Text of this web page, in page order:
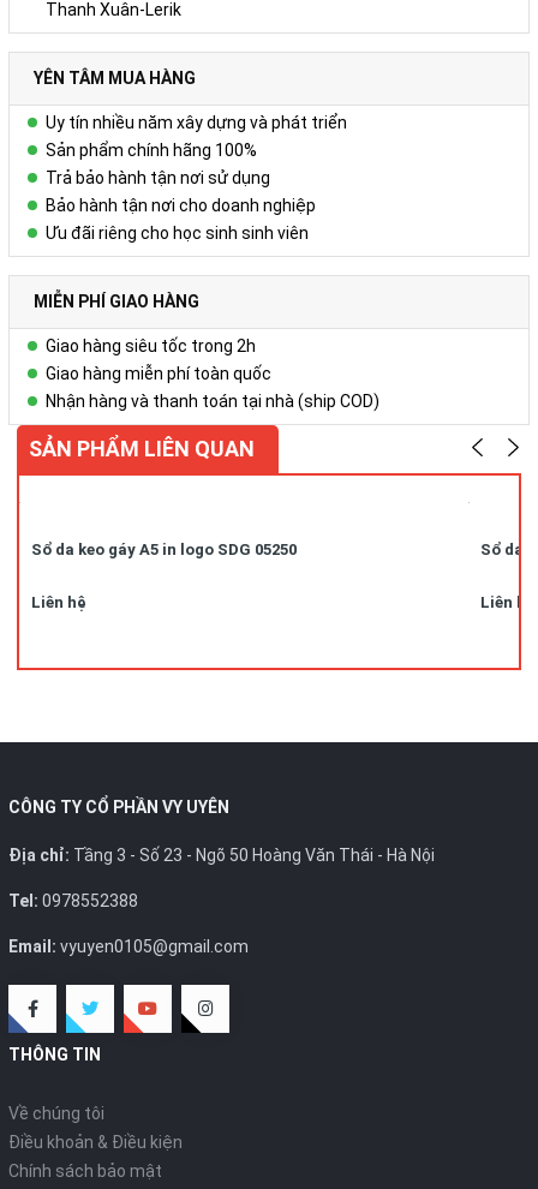
Số lượng và màu sắc của giấy hay mẫu mã của sản phẩm có thể
được đặt theo yêu cầu của khách hàng.
Thanh Xuân-Lerik
YÊN TÂM MUA HÀNG
Uy tín nhiều năm xây dựng và phát triển
Sản phẩm chính hãng 100%
Trả bảo hành tận nơi sử dụng
Bảo hành tận nơi cho doanh nghiệp
Ưu đãi riêng cho học sinh sinh viên
MIỄN PHÍ GIAO HÀNG
Giao hàng siêu tốc trong 2h
Giao hàng miễn phí toàn quốc
Nhận hàng và thanh toán tại nhà (ship COD)
SẢN PHẨM LIÊN QUAN
Sổ da keo gáy A5 in logo SDG 05250
Liên hệ
Sổ da
Liên hệ
CÔNG TY CỔ PHẦN VY UYÊN
Địa chỉ: Tầng 3 - Số 23 - Ngõ 50 Hoàng Văn Thái - Hà Nội
Tel: 0978552388
Email: vyuyen0105@gmail.com
THÔNG TIN
Về chúng tôi
Điều khoản & Điều kiện
Chính sách bảo mật